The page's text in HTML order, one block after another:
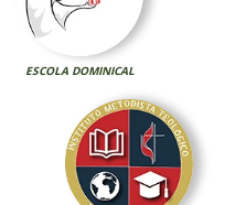
ESCOLA DOMINICAL